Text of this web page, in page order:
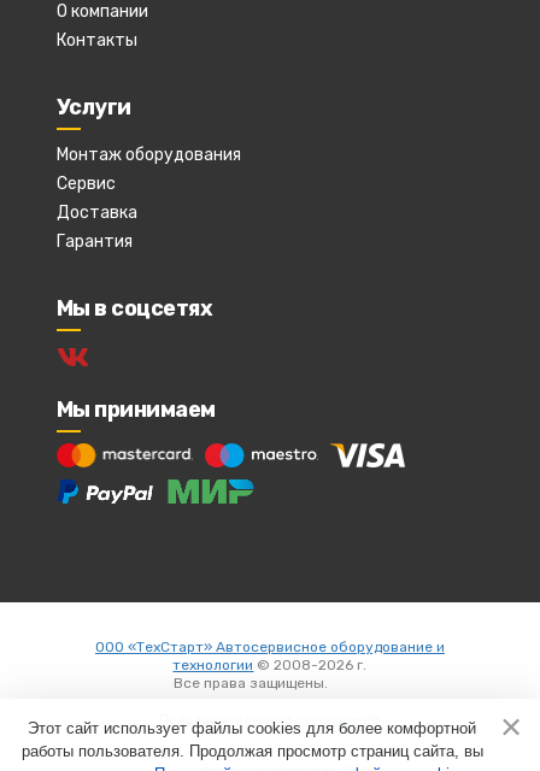
О компании
Контакты
Услуги
Монтаж оборудования
Сервис
Доставка
Гарантия
Мы в соцсетях
Мы принимаем
ООО «ТехСтарт» Автосервисное оборудование и
технологии © 2008-2026 г.
Все права защищены.
Пользовательское соглашение
Этот сайт использует файлы cookies для более комфортной
работы пользователя. Продолжая просмотр страниц сайта, вы